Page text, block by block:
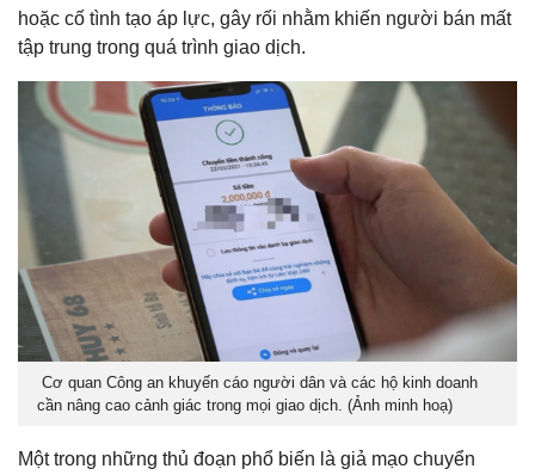
hoặc cố tình tạo áp lực, gây rối nhằm khiến người bán mất
tập trung trong quá trình giao dịch.
Cơ quan Công an khuyến cáo người dân và các hộ kinh doanh
cần nâng cao cảnh giác trong mọi giao dịch. (Ảnh minh hoạ)
Một trong những thủ đoạn phổ biến là giả mạo chuyển